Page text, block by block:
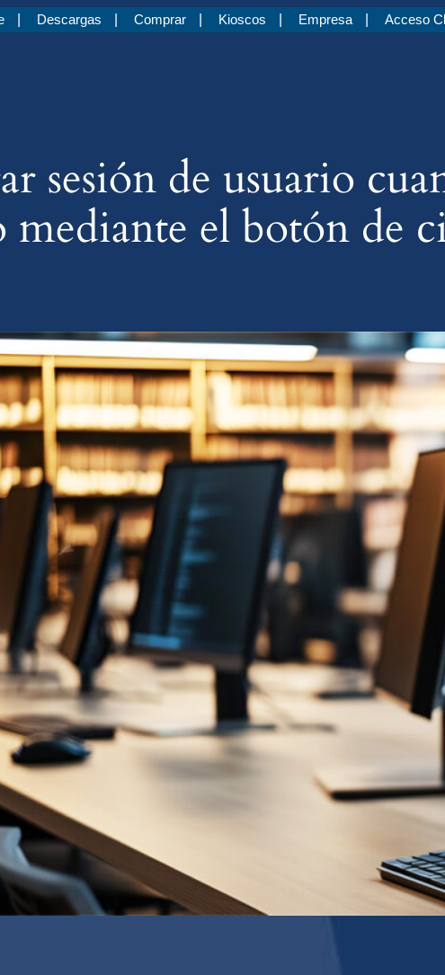
Descargas Comprar Kioscos Empresa Acceso
sesión de usuario
mediante el botón de